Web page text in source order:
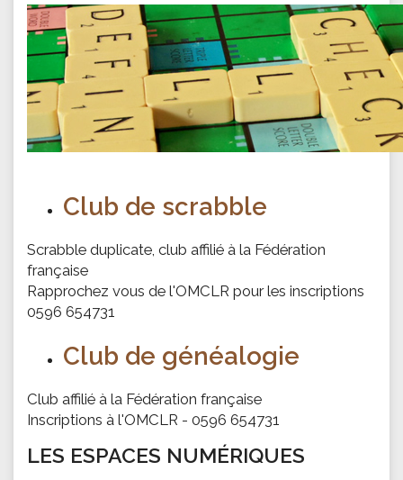
Club de scrabble
Scrabble duplicate, club affilié à la Fédération
française
Rapprochez vous de l'OMCLR pour les inscriptions
0596 654731
Club de généalogie
Club affilié à la Fédération française
Inscriptions à l'OMCLR - 0596 654731
LES ESPACES NUMÉRIQUES